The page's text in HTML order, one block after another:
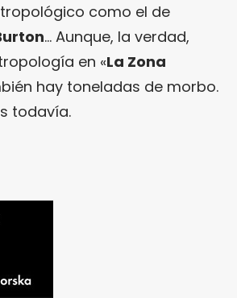
como el de
… Aunque, la verdad,
en «La Zona
hay toneladas de morbo.
todavía.